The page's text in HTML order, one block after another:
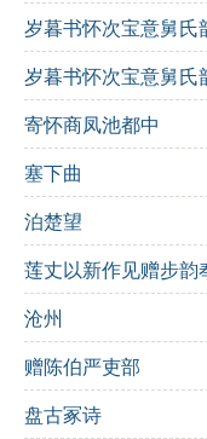
岁暮书怀次宝意舅氏
岁暮书怀次宝意舅氏
寄怀商凤池都中
塞下曲
泊楚望
莲丈以新作见赠步韵
沧州
赠陈伯严吏部
盘古冢诗
团扇罗衣自乐，
得，生活情趣浓
水映疏星，阶凝
鸣，增添了诗的
银汉西斜，浮云
给人以宁静。
掩重门小径归来
然的美好。
修辞手法：